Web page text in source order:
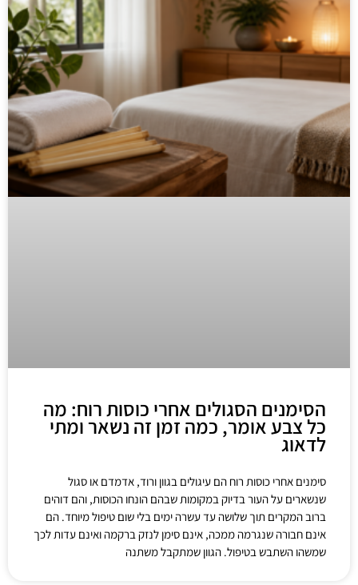
הסימנים הסגולים אחרי כוסות רוח: מה
כל צבע אומר, כמה זמן זה נשאר ומתי
לדאוג
סימנים אחרי כוסות רוח הם עיגולים בגוון ורוד, אדמדם או סגול
שנשארים על העור בדיוק במקומות שבהם הונחו הכוסות, והם דוהים
ברוב המקרים תוך שלושה עד עשרה ימים בלי שום טיפול מיוחד. הם
אינם חבורה שנגרמה ממכה, אינם סימן לנזק ברקמה ואינם עדות לכך
שמשהו השתבש בטיפול. הגוון שמתקבל משתנה